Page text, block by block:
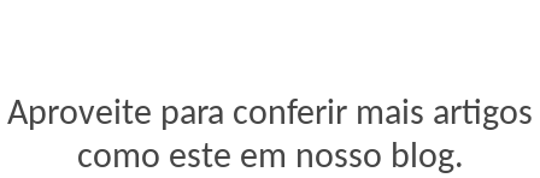
Aproveite para conferir mais artigos
como este em nosso blog.